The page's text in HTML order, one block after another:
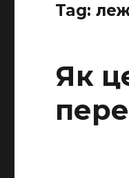
Tag:
Як